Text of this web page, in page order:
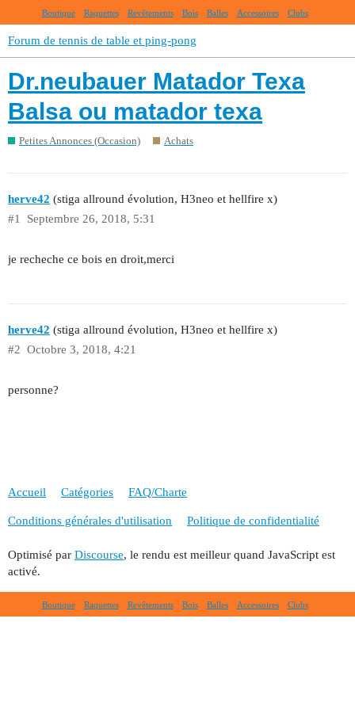
Boutique Raquettes Revêtements Bois Balles Accessoires Clubs
Forum de tennis de table et ping-pong
Dr.neubauer Matador Texa
Balsa ou matador texa
Petites Annonces (Occasion) Achats
herve42 (stiga allround évolution, H3neo et hellfire x)
Septembre 26, 2018, 5:31
#1
je recheche ce bois en droit,merci
herve42 (stiga allround évolution, H3neo et hellfire x)
Octobre 3, 2018, 4:21
#2
personne?
Accueil Catégories FAQ/Charte
Conditions générales d'utilisation Politique de confidentialité
Optimisé par Discourse, le rendu est meilleur quand JavaScript est
activé.
Boutique Raquettes Revêtements Bois Balles Accessoires Clubs